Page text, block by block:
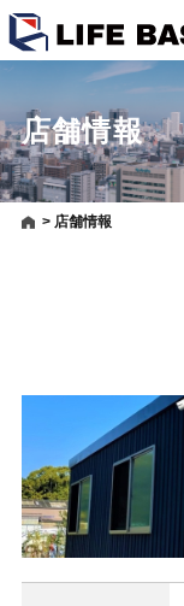
店舗情報
> 店舗情報